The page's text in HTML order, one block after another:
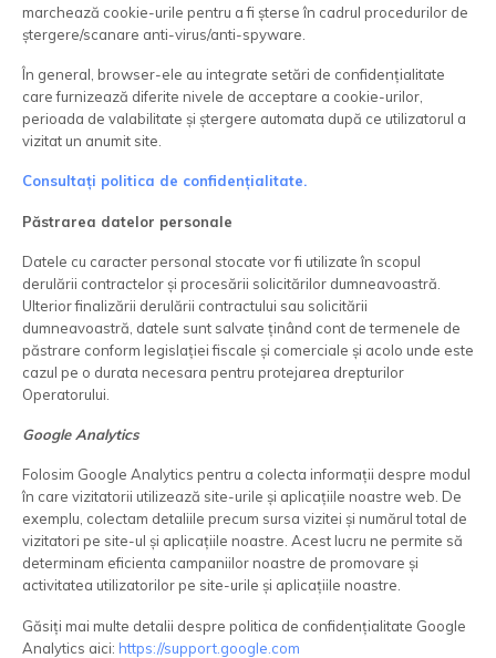
marchează cookie-urile pentru a fi șterse în cadrul procedurilor de
ștergere/scanare anti-virus/anti-spyware.
În general, browser-ele au integrate setări de confidențialitate
care furnizează diferite nivele de acceptare a cookie-urilor,
perioada de valabilitate și ștergere automata după ce utilizatorul a
vizitat un anumit site.
Consultați politica de confidențialitate.
Păstrarea datelor personale
Datele cu caracter personal stocate vor fi utilizate în scopul
derulării contractelor și procesării solicitărilor dumneavoastră.
Ulterior finalizării derulării contractului sau solicitării
dumneavoastră, datele sunt salvate ținând cont de termenele de
păstrare conform legislației fiscale și comerciale și acolo unde este
cazul pe o durata necesara pentru protejarea drepturilor
Operatorului.
Google Analytics
Folosim Google Analytics pentru a colecta informații despre modul
în care vizitatorii utilizează site-urile și aplicațiile noastre web. De
exemplu, colectam detaliile precum sursa vizitei și numărul total de
vizitatori pe site-ul și aplicațiile noastre. Acest lucru ne permite să
determinam eficienta campaniilor noastre de promovare și
activitatea utilizatorilor pe site-urile și aplicațiile noastre.
Găsiți mai multe detalii despre politica de confidențialitate Google
Analytics aici: https://support.google.com